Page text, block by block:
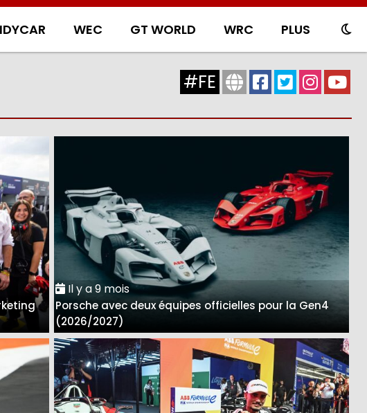
WEC GT WORLD WRC PLUS
#FE
Il y a 9 mois
Porsche avec deux équipes officielles pour la Gen4
(2026/2027)